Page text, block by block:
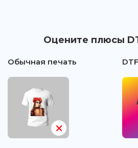
Оцените плюсы
Обычная печать